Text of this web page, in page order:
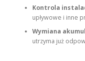
Kontrola
upływowe i inne
Wymiana
utrzyma już